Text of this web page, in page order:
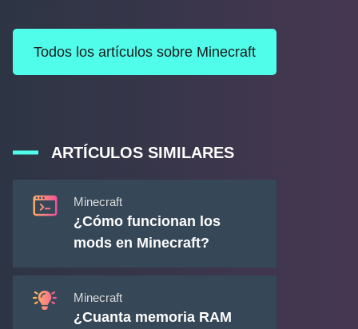
Todos los artículos sobre Minecraft
ARTÍCULOS SIMILARES
Minecraft
¿Cómo funcionan los
mods en Minecraft?
Minecraft
¿Cuanta memoria RAM